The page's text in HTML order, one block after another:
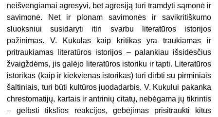
neišvengiamai agresyvi, bet agresiją turi tramdyti sąmonė ir
savimonė. Net ir plonam savimonės ir savikritiškumo
sluoksniui susidaryti itin svarbu literatūros istorijos
pažinimas. V. Kukulas kaip kritikas yra traukiamas ir
pritraukiamas literatūros istorijos – palankiau išsidėsčius
žvaigždėms, jis galėjo literatūros istoriku ir tapti. Literatūros
istorikas (kaip ir kiekvienas istorikas) turi dirbti su pirminiais
šaltiniais, turi būti kultūros juodadarbis. V. Kukului pakanka
chrestomatijų, kartais ir antrinių citatų, nebėgama jų tikrintis
– gelbsti tikslios reakcijos, gebėjimas prisitraukti kitus